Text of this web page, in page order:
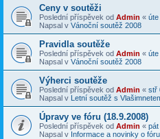
Ceny v soutěži
Poslední příspěvek od Admin « úte
Napsal v Vánoční soutěž 2008
Pravidla soutěže
Poslední příspěvek od Admin « úte
Napsal v Vánoční soutěž 2008
Výherci soutěže
Poslední příspěvek od Admin « stř
Napsal v Letní soutěž s
Úpravy ve fóru (18.9.2008)
Poslední příspěvek od Admin « pát
Napsal v Informace a novinky o fóru